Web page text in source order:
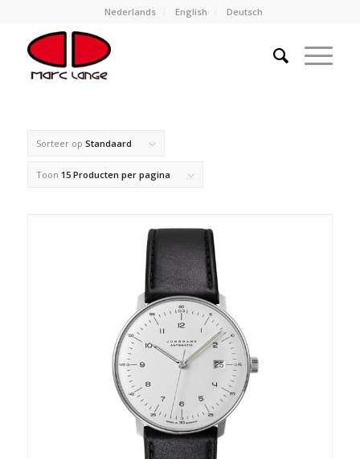
Nederlands English Deutsch
Sorteer op Standaard
Toon 15 Producten per pagina